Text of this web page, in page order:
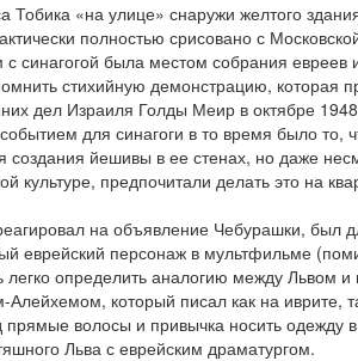
Тобика «на улице» снаружи желтого
полностью срисовано с
синагогой была местом собрания евреев
стихийную демонстрацию, которая
дел Израиля Голды Меир в октябре
для синагоги в то время было
йешивы в ее стенах, но даже
культуре, предпочитали делать это на
на объявление Чебурашки, был
еврейский персонаж в мультфильме
легко определить аналогию между Львом
который писал как на иврите,
прямые волосы и привычка носить одежду
Льва с еврейским драматургом.